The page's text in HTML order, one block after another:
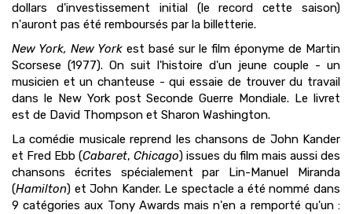
dollars d'investissement initial (le record cette saison)
n'auront pas été remboursés par la billetterie.
New York, New York est basé sur le film éponyme de Martin
Scorsese (1977). On suit l'histoire d'un jeune couple - un
musicien et un chanteuse - qui essaie de trouver du travail
dans le New York post Seconde Guerre Mondiale. Le livret
est de David Thompson et Sharon Washington.
La comédie musicale reprend les chansons de John Kander
et Fred Ebb (Cabaret, Chicago) issues du film mais aussi des
chansons écrites spécialement par Lin-Manuel Miranda
(Hamilton) et John Kander. Le spectacle a été nommé dans
9 catégories aux Tony Awards mais n'en a remporté qu'un :